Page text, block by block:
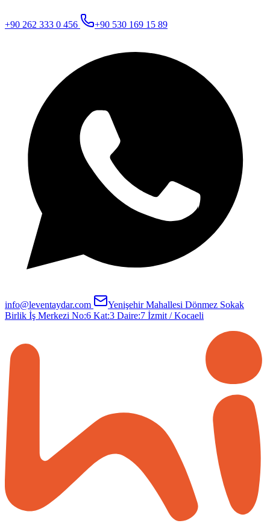
+90 262 333 0 456 +90 530 169 15 89
info@leventaydar.com
Yenişehir Mahallesi Dönmez Sokak
Birlik İş Merkezi No:6 Kat:3 Daire:7 İzmit / Kocaeli